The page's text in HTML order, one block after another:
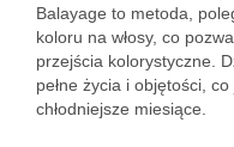
Balayage to metoda,
koloru na włosy, co
przejścia kolorystyczne.
pełne życia i objętości,
chłodniejsze miesiące.